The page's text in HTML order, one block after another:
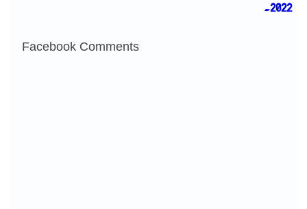
2022.
Facebook Comments